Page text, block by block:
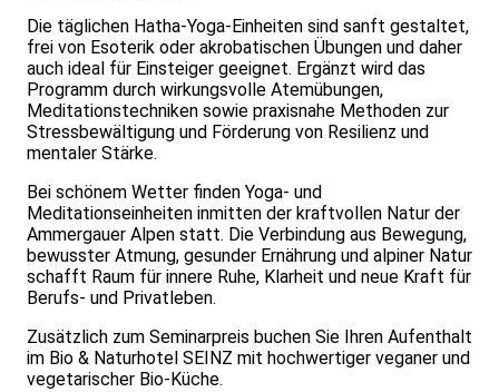
Die täglichen Hatha-Yoga-Einheiten sind sanft gestaltet,
frei von Esoterik oder akrobatischen Übungen und daher
auch ideal für Einsteiger geeignet. Ergänzt wird das
Programm durch wirkungsvolle Atemübungen,
Meditationstechniken sowie praxisnahe Methoden zur
Stressbewältigung und Förderung von Resilienz und
mentaler Stärke.
Bei schönem Wetter finden Yoga- und
Meditationseinheiten inmitten der kraftvollen Natur der
Ammergauer Alpen statt. Die Verbindung aus Bewegung,
bewusster Atmung, gesunder Ernährung und alpiner Natur
schafft Raum für innere Ruhe, Klarheit und neue Kraft für
Berufs- und Privatleben.
Zusätzlich zum Seminarpreis buchen Sie Ihren Aufenthalt
im Bio & Naturhotel SEINZ mit hochwertiger veganer und
vegetarischer Bio-Küche.